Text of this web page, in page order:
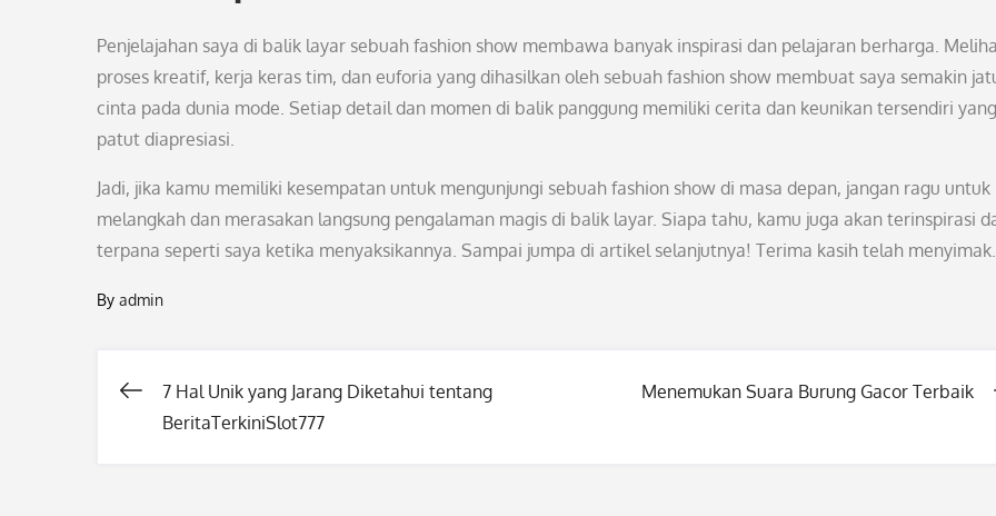
Penjelajahan saya di balik layar sebuah fashion show membawa banyak inspirasi dan pelajaran berharga.
proses kreatif, kerja keras tim, dan euforia yang dihasilkan oleh sebuah fashion show membuat saya semakin
cinta pada dunia mode. Setiap detail dan momen di balik panggung memiliki cerita dan keunikan tersendiri yang
patut diapresiasi.
Jadi, jika kamu memiliki kesempatan untuk mengunjungi sebuah fashion show di masa depan, jangan ragu untuk
melangkah dan merasakan langsung pengalaman magis di balik layar. Siapa tahu, kamu juga akan terinspirasi
terpana seperti saya ketika menyaksikannya. Sampai jumpa di artikel selanjutnya! Terima kasih telah menyimak.
By admin
Post
7 Hal Unik yang Jarang Diketahui tentang
BeritaTerkiniSlot777
Menemukan Suara Burung Gacor Terbaik